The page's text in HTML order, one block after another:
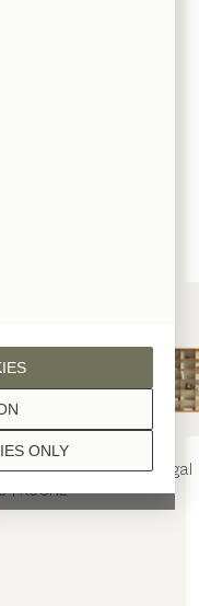
ONLY
filignoRegal
| KÜCHE